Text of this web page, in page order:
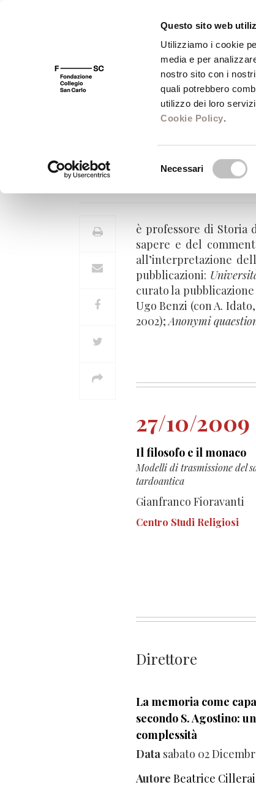
Questo sito web
Utilizziamo i cookie
media e per
nostro sito con i
quali potrebbero
utilizzo dei loro
Cookie Policy.
Necessari
FSC 400 Fondazione
Gianfranco
Docente di Storia della
è professore di Storia
sapere e del
all’interpretazione
pubblicazioni:
curato la pubblicazione
Ugo Benzi (con A.
2002);Anonymi
27/10/2009
Il filosofo e il monaco
Modelli di trasmissione del
tardoantica
Gianfranco Fioravanti
Centro Studi Religiosi
Direttore
La memoria come
secondo S. Agostino:
complessità
Data sabato 02
Autore Beatrice Cillerai